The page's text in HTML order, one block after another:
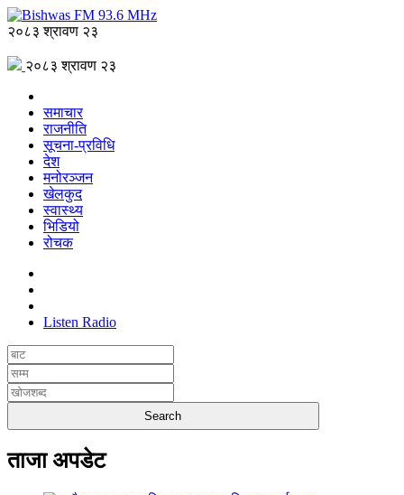
२०८३ श्रावण २३
२०८३ श्रावण २३
समाचार
राजनीति
सूचना-प्रविधि
देश
मनोरञ्जन
खेलकुद
स्वास्थ्य
भिडियो
रोचक
Listen Radio
ताजा अपडेट